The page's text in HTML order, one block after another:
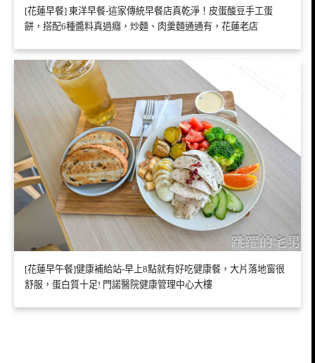
[花蓮早餐] 東洋早餐-這家傳統早餐店真乾淨！皮蛋酸豆手工蛋
餅，搭配6種醬料真過癮，炒麵、肉羹麵通通有，花蓮老店
[花蓮早午餐]健康補給站-早上8點就有好吃健康餐，大片落地窗很
舒服，蛋白質十足! 門諾醫院健康管理中心大樓